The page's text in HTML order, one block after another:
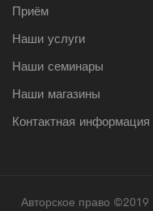
Приём
Наши услуги
Наши семинары
Наши магазины
Контактная информация
Авторское право ©2019